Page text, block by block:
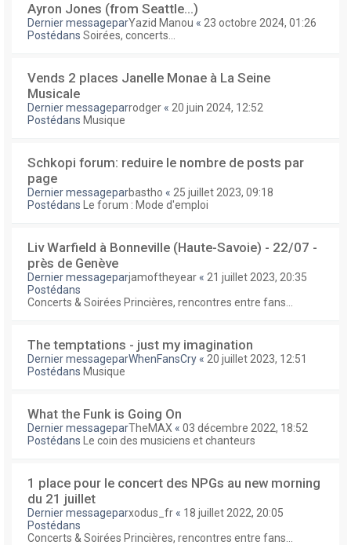
Ayron Jones (from Seattle...)
Dernier messageparYazid Manou « 23 octobre 2024, 01:26
Postédans Soirées, concerts...
Vends 2 places Janelle Monae à La Seine
Musicale
Dernier messageparrodger « 20 juin 2024, 12:52
Postédans Musique
Schkopi forum: reduire le nombre de posts par
page
Dernier messageparbastho « 25 juillet 2023, 09:18
Postédans
Le forum : Mode d'emploi
Liv Warfield à Bonneville (Haute-Savoie) - 22/07 -
près de Genève
Dernier messageparjamoftheyear « 21 juillet 2023, 20:35
Postédans
Concerts & Soirées Princières, rencontres entre fans...
The temptations - just my imagination
Dernier messageparWhenFansCry « 20 juillet 2023, 12:51
Postédans Musique
What the Funk is Going On
Dernier messageparTheMAX « 03 décembre 2022, 18:52
Postédans
Le coin des musiciens et chanteurs
1 place pour le concert des NPGs au new morning
du 21 juillet
Dernier messageparxodus_fr « 18 juillet 2022, 20:05
Postédans
Concerts & Soirées Princières, rencontres entre fans...